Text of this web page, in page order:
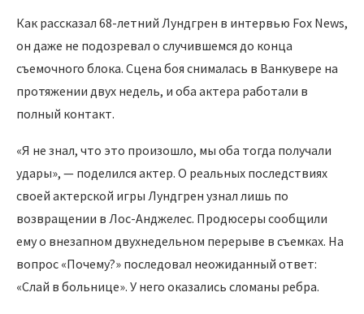
Как рассказал 68-летний Лундгрен в интервью Fox News,
он даже не подозревал о случившемся до конца
съемочного блока. Сцена боя снималась в Ванкувере на
протяжении двух недель, и оба актера работали в
полный контакт.
«Я не знал, что это произошло, мы оба тогда получали
удары», — поделился актер. О реальных последствиях
своей актерской игры Лундгрен узнал лишь по
возвращении в Лос-Анджелес. Продюсеры сообщили
ему о внезапном двухнедельном перерыве в съемках. На
вопрос «Почему?» последовал неожиданный ответ:
«Слай в больнице». У него оказались сломаны ребра.